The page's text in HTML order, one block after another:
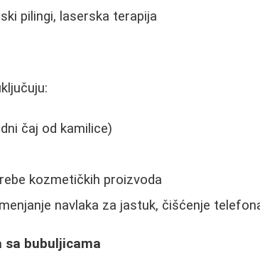
pilingi, laserska terapija
čaj od kamilice)
kozmetičkih proizvoda
navlaka za jastuk, čišćenje
sa bubuljicama